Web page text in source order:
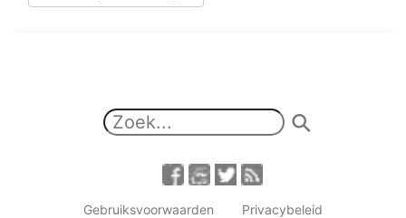
Gebruiksvoorwaarden
Privacybeleid